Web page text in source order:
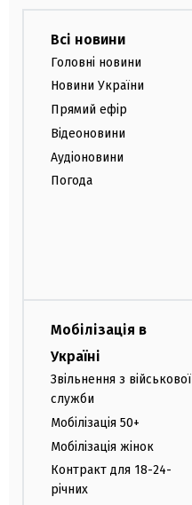
Всі новини
Головні новини
Новини України
Прямий ефір
Відеоновини
Аудіоновини
Погода
Мобілізація в
Україні
Звільнення з військової
служби
Мобілізація 50+
Мобілізація жінок
Контракт для 18-24-
річних